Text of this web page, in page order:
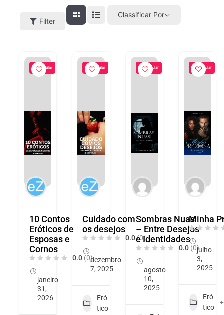
Filter
Classificar Por
Popular
10 Contos
Eróticos de
Esposas e
Cornos
0.0 (0)
janeiro
31,
2026
Popular
Cuidado com
os desejos
0.0 (0)
dezembro
7, 2025
Eró
tico
Popular
Sombras Nuas
– Entre Desejos
e Identidades
0.0 (0)
agosto
10,
2025
Popular
Minha
julho
3,
2025
Eró
tico